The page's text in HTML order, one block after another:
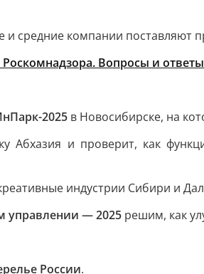
и средние компании
Вопросы и
2025 в Новосибирске, на
Абхазия и проверит, как
индустрии Сибири и
управлении — 2025 решим, как
России.